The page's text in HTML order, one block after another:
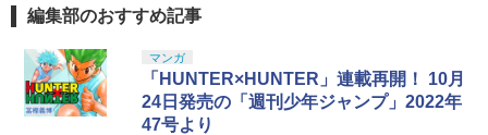
編集部のおすすめ記事
マンガ
「HUNTER×HUNTER」連載再開！ 10月
24日発売の「週刊少年ジャンプ」2022年
47号より